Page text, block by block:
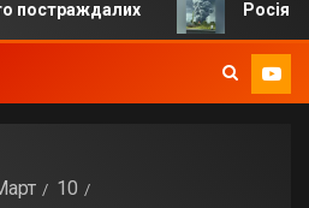
Росія: у
10